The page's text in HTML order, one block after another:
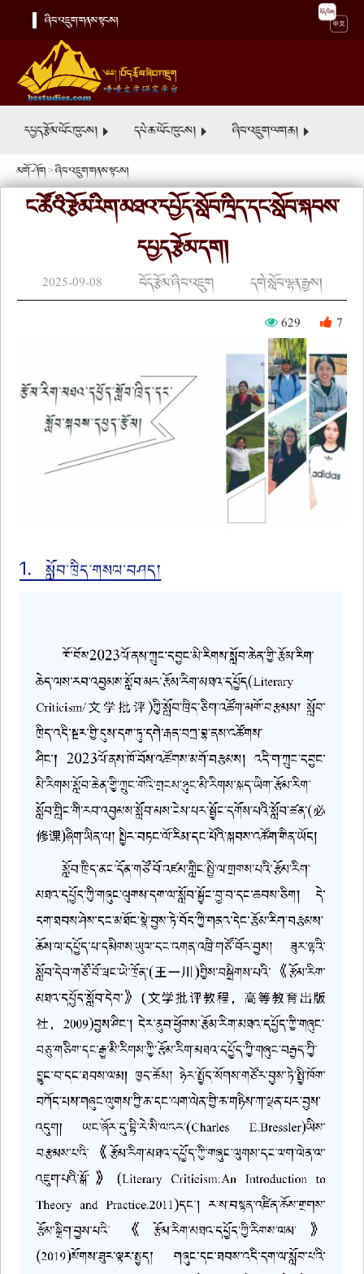
ཞིབ་འཇུག་གནས་སྟངས།
དཔྱད་རྩོམ་ཡོང་ཁུངས། དཔེ་ཆ་ཡོང་ཁུངས། ཞིབ་འཇུག་ལག་ཆ།
མགོ་ཤོག>ཞིབ་འཇུག་གནས་སྟངས།
ང་ཚོའི་རྩོམ་རིག་མཐའ་དཔྱོད་སློབ་ཁྲིད་དང་སློབ་སྐབས་
དཔྱད་རྩོམ་དག།
2025-09-08 བོད་རྩོམ་ཞིབ་འཇུག
དགེ་སློབ་ལྷན་རྒྱས།
629
7